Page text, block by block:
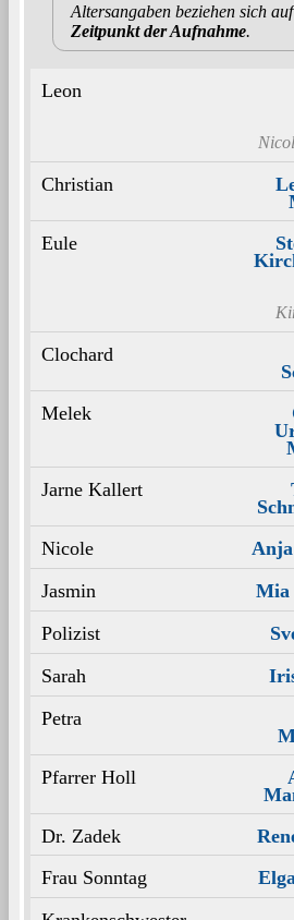
Altersangaben beziehen sich
Zeitpunkt der Aufnahme.
Leon
Christian
Eule
Clochard
Melek
Jarne Kallert
Nicole
Jasmin Mia
Polizist
Sarah
Petra
Pfarrer Holl
Dr. Zadek
Frau Sonntag